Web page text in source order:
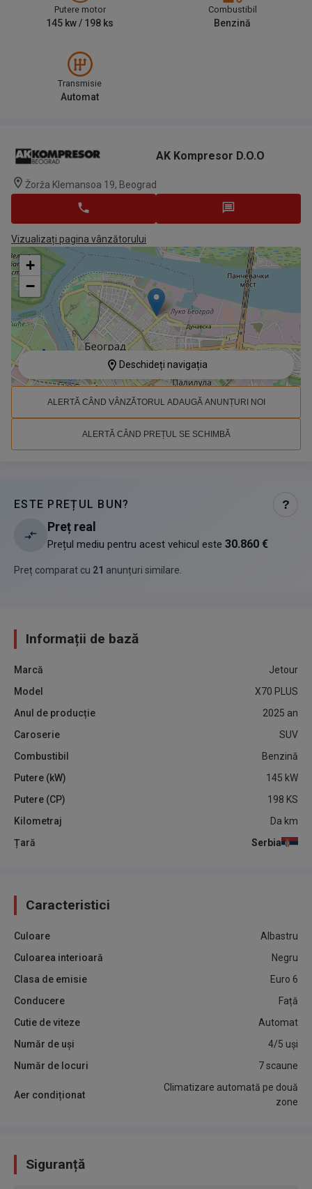
Putere motor
145 kw / 198 ks
Combustibil
Benzină
Transmisie
Automat
AK Kompresor D.o.o
Žorža Klemansoa 19, Beograd
Vizualizați pagina vânzătorului
+
−
Deschideți navigația
ALERTĂ CÂND VÂNZĂTORUL ADAUGĂ ANUNȚURI NOI
ALERTĂ CÂND PREȚUL SE SCHIMBĂ
ESTE PREȚUL BUN? ?
Preț real
Prețul mediu pentru acest vehicul este 30.860 €
Preț comparat cu 21 anunțuri similare
Informații de bază
Marcă
Jetour
Model
X70 PLUS
Anul de producție
2025 an
Caroserie
SUV
Combustibil
Benzină
Putere (kW)
145 kW
Putere (CP)
198 KS
Kilometraj
Da km
Țară
Serbia
Caracteristici
Culoare
Albastru
Culoarea interioară
Negru
Clasa de emisie
Euro 6
Conducere
Față
Cutie de viteze
Automat
Număr de uși
4/5 uși
Număr de locuri
7 scaune
Aer condiționat
Climatizare automată pe două
zone
Siguranță